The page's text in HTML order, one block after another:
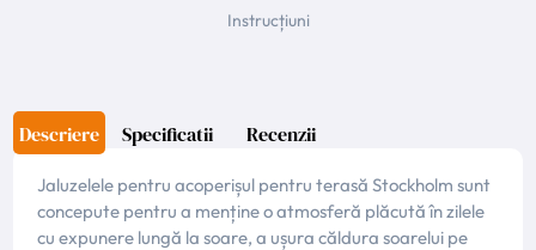
Instrucțiuni
Descriere Specificatii Recenzii
Jaluzelele pentru acoperișul pentru terasă Stockholm sunt
concepute pentru a menține o atmosferă plăcută în zilele
cu expunere lungă la soare, a ușura căldura soarelui pe